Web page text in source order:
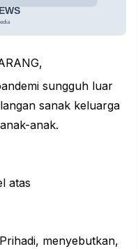
sungguh luar
sanak keluarga
anak.
menyebutkan,